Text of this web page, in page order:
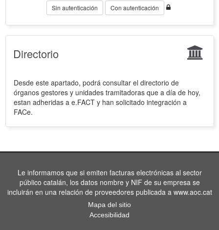
Sin autenticación Con autenticación
Directorio
Desde este apartado, podrá consultar el directorio de
órganos gestores y unidades tramitadoras que a día de hoy,
estan adheridas a e.FACT y han solicitado integración a
FACe.
Le informamos que si emiten facturas electrónicas al sector
público catalán, los datos nombre y NIF de su empresa se
incluirán en una relación de proveedores publicada a www.aoc.cat
Mapa del sitio
Accesibilidad